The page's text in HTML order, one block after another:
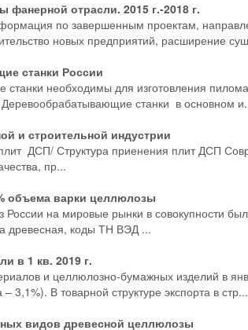
фанерной отрасли. 2015 г.-2018 г.
по завершенным проектам,
новых предприятий, расширение
станки России
необходимы для изготовления
станки в основном
и строительной индустрии
ДСП/ Структура приенения плит ДСП
пр...
объема варки целлюлозы
России на мировые рынки в совокупности
древесная, коды ТН ВЭД ...
в 1 кв. 2019 г.
и целлюлозно-бумажных изделий в
3,1%). В товарной структуре экспорта в стр...
видов древесной целлюлозы